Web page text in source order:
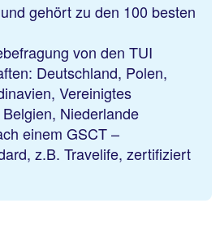
gehört zu den 100 besten
von den TUI
Deutschland, Polen,
Vereinigtes
Niederlande
einem GSCT –
z.B. Travelife, zertifiziert